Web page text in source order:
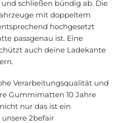
schließen bündig ab. Die
mit doppeltem
hochgesetzt
passgenau ist. Eine
auch deine Ladekante
Verarbeitungsqualität und
Gummimatten 10 Jahre
nur das ist ein
2befair